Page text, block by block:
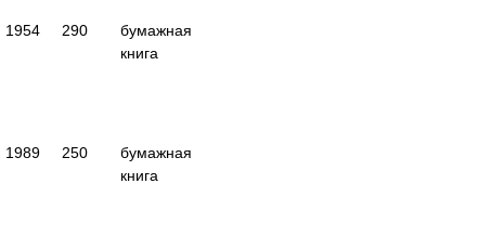
1954 290
бумажная
книга
1989 250
бумажная
книга